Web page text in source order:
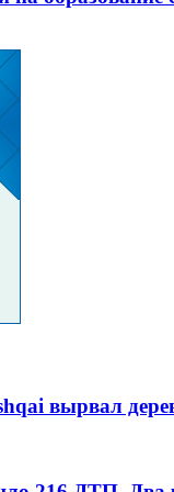
вырвал